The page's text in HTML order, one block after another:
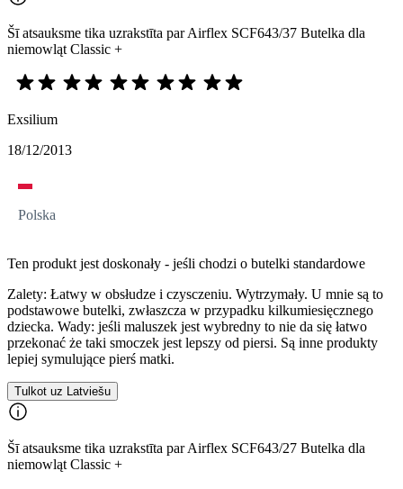
Šī atsauksme tika uzrakstīta par Airflex SCF643/37 Butelka dla
niemowląt Classic +
Exsilium
18/12/2013
Polska
Ten produkt jest doskonały - jeśli chodzi o butelki standardowe
Zalety: Łatwy w obsłudze i czysczeniu. Wytrzymały. U mnie są to
podstawowe butelki, zwłaszcza w przypadku kilkumiesięcznego
dziecka. Wady: jeśli maluszek jest wybredny to nie da się łatwo
przekonać że taki smoczek jest lepszy od piersi. Są inne produkty
lepiej symulujące pierś matki.
Tulkot uz Latviešu
Šī atsauksme tika uzrakstīta par Airflex SCF643/27 Butelka dla
niemowląt Classic +